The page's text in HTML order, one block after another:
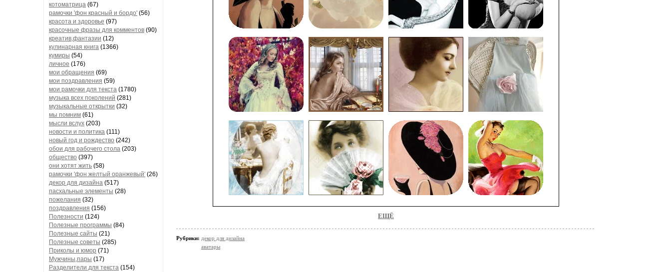
котоматрица (67)
рамочки 'фон красный и бордо' (56)
красота и здоровье (97)
красочные фразы для комментов (90)
креатив,фантазии (12)
кулинарная книга (1366)
кумиры (54)
личное (176)
мои обращения (69)
мои поздравления (59)
мои рамочки для текста (1780)
музыка всех поколений (281)
музыкальные открытки (32)
мы помним (61)
мысли вслух (203)
новости и политика (111)
новый год и рождество (242)
обои для рабочего стола (203)
общество (397)
они хотят жить (58)
рамочки 'фон желтый оранжевый' (26)
декор для дизайна (517)
пасхальные элементы (28)
пожелания (32)
поздравления (156)
Полезности (124)
Полезные программы (84)
Полезные сайты (21)
Полезные советы (285)
Приколы и юмор (71)
Мужчины,пары (17)
Разделители для текста (154)
ЕЩЁ
Рубрики: декор для дизайна
аватары